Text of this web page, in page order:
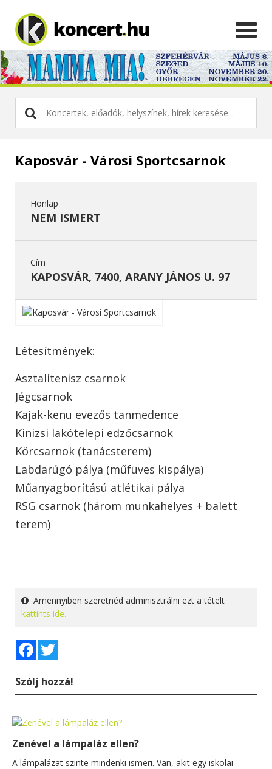
Kaposvár - Városi Sportcsarnok
Honlap
NEM ISMERT
Cím
KAPOSVÁR, 7400, ARANY JÁNOS U. 97
Létesítmények:
Asztalitenisz csarnok
Jégcsarnok
Kajak-kenu evezős tanmedence
Kinizsi lakótelepi edzőcsarnok
Körcsarnok (tanácsterem)
Labdarúgó pálya (műfüves kispálya)
Műanyagborítású atlétikai pálya
RSG csarnok (három munkahelyes + balett
terem)
Amennyiben szeretnéd adminisztrálni ezt a tételt
kattints ide.
Facebook
Szólj hozzá!
Zenével a lámpaláz ellen?
A lámpalázat szinte mindenki ismeri. Van, akit egy iskolai